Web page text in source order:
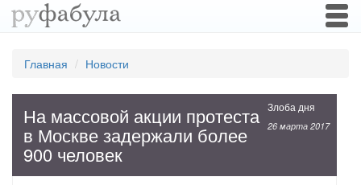
Главная Новости
Злоба дня
26 марта 2017
На массовой акции протеста
в Москве задержали более
900 человек